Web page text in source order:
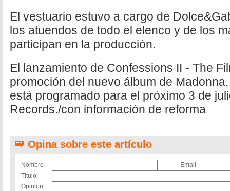
El vestuario estuvo a cargo de
los atuendos de todo el elenco y de los
participan en la producción.
El lanzamiento de Confessions II - The
promoción del nuevo álbum de
está programado para el próximo 3 de
Records./con información de reforma
Opina sobre este artículo
Nombre
Email
Título
Opinion